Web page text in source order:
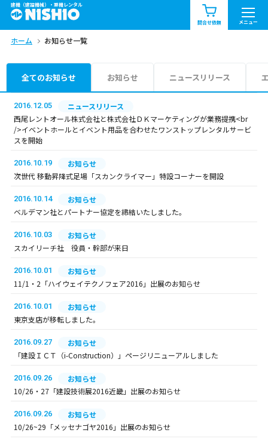
建機（建設機械）・重機レンタル
問合せ依頼 メニュー
商品一覧 お知らせ一覧
問合せ依頼リスト
エリア情報を見る
中部 関西 中国・四国
九州・沖縄（外部）
ホーム お知らせ一覧
全てのお知らせ お知らせ ニュースリリース
2016.12.05
ニュースリリース
西尾レントオール株式会社と株式会社ＤＫマーケティングが業務提携<br
/>イベントホールとイベント用品を合わせたワンストップレンタルサービ
スを開始
2016.10.19
お知らせ
次世代 移動昇降式足場「スカンクライマー」特設コーナーを開設
2016.10.14
お知らせ
ベルデマン社とパートナー協定を締結いたしました。
2016.10.03
お知らせ
スカイリーチ社 役員・幹部が来日
2016.10.01
お知らせ
11/1・2「ハイウェイテクノフェア2016」出展のお知らせ
2016.10.01
お知らせ
東京支店が移転しました。
2016.09.27
お知らせ
「建設ＩＣＴ（i-Construction）」ページリニューアルしました
2016.09.26
お知らせ
10/26・27「建設技術展2016近畿」出展のお知らせ
2016.09.26
お知らせ
10/26~29「メッセナゴヤ2016」出展のお知らせ